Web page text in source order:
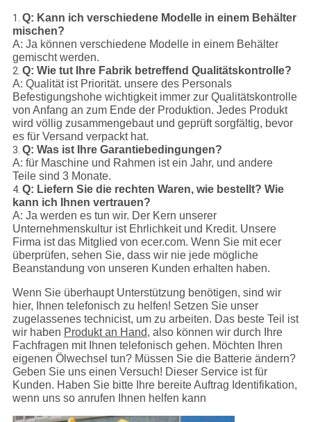
1. Q: Kann ich verschiedene Modelle in einem Behälter
mischen?
A: Ja können verschiedene Modelle in einem Behälter
gemischt werden.
2. Q: Wie tut Ihre Fabrik betreffend Qualitätskontrolle?
A: Qualität ist Priorität. unsere des Personals
Befestigungshohe wichtigkeit immer zur Qualitätskontrolle
von Anfang an zum Ende der Produktion. Jedes Produkt
wird völlig zusammengebaut und geprüft sorgfältig, bevor
es für Versand verpackt hat.
3. Q: Was ist Ihre Garantiebedingungen?
A: für Maschine und Rahmen ist ein Jahr, und andere
Teile sind 3 Monate.
4. Q: Liefern Sie die rechten Waren, wie bestellt? Wie
kann ich Ihnen vertrauen?
A: Ja werden es tun wir. Der Kern unserer
Unternehmenskultur ist Ehrlichkeit und Kredit. Unsere
Firma ist das Mitglied von ecer.com. Wenn Sie mit ecer
überprüfen, sehen Sie, dass wir nie jede mögliche
Beanstandung von unseren Kunden erhalten haben.
Wenn Sie überhaupt Unterstützung benötigen, sind wir
hier, Ihnen telefonisch zu helfen! Setzen Sie unser
zugelassenes technicist, um zu arbeiten. Das beste Teil ist
wir haben Produkt an Hand, also können wir durch Ihre
Fachfragen mit Ihnen telefonisch gehen. Möchten Ihren
eigenen Ölwechsel tun? Müssen Sie die Batterie ändern?
Geben Sie uns einen Versuch! Dieser Service ist für
Kunden. Haben Sie bitte Ihre bereite Auftrag Identifikation,
wenn uns so anrufen Ihnen helfen kann